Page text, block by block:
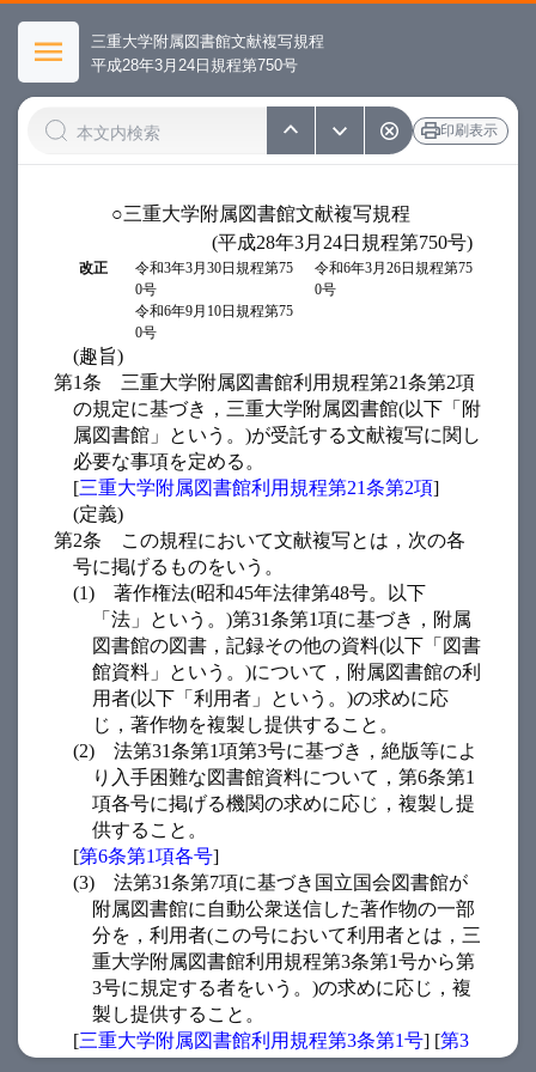
三重大学附属図書館文献複写規程
平成28年3月24日規程第750号
印刷表示
○三重大学附属図書館文献複写規程
(平成28年3月24日規程第750号)
改正
令和3年3月30日規程第75
0号
令和6年3月26日規程第75
0号
令和6年9月10日規程第75
0号
(趣旨)
第1条 三重大学附属図書館利用規程第21条第2項
の規定に基づき，三重大学附属図書館(以下「附
属図書館」という。)が受託する文献複写に関し
必要な事項を定める。
[三重大学附属図書館利用規程第21条第2項]
(定義)
第2条
この規程において文献複写とは，次の各
号に掲げるものをいう。
(1) 著作権法(昭和45年法律第48号。以下
「法」という。)第31条第1項に基づき，附属
図書館の図書，記録その他の資料(以下「図書
館資料」という。)について，附属図書館の利
用者(以下「利用者」という。)の求めに応
じ，著作物を複製し提供すること。
(2) 法第31条第1項第3号に基づき，絶版等によ
り入手困難な図書館資料について，第6条第1
項各号に掲げる機関の求めに応じ，複製し提
供すること。
[第6条第1項各号]
(3) 法第31条第7項に基づき国立国会図書館が
附属図書館に自動公衆送信した著作物の一部
分を，利用者(この号において利用者とは，三
重大学附属図書館利用規程第3条第1号から第
3号に規定する者をいう。)の求めに応じ，複
製し提供すること。
[三重大学附属図書館利用規程第3条第1号] [第3